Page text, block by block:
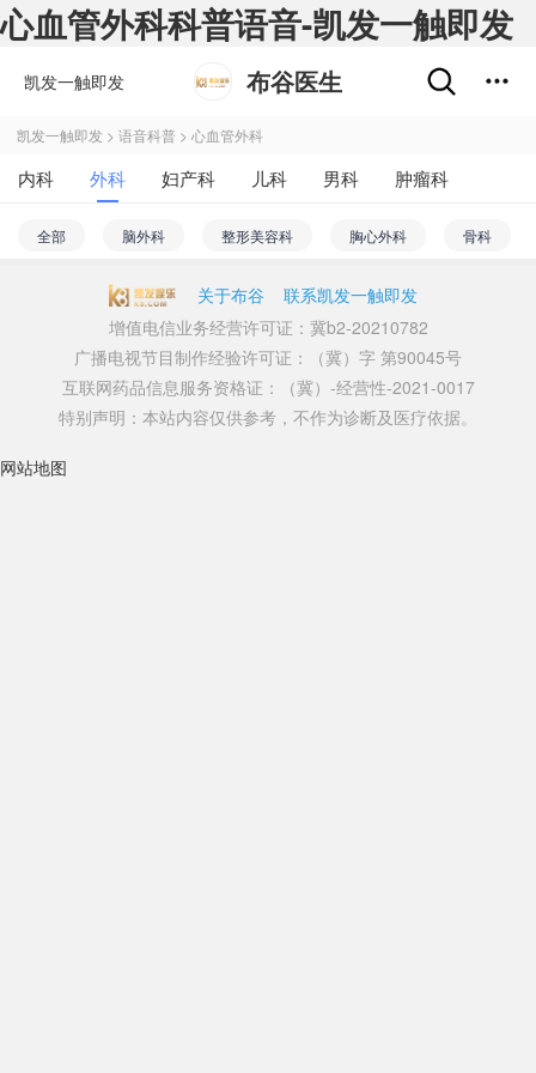
心血管外科科普语音-凯发一触即发
凯发一触即发 布谷医生
凯发一触即发 > 语音科普 > 心血管外科
内科 外科 妇产科 儿科 男科
肿瘤科
不孕不育
五官科 精神心理科
皮肤性病科
全部 脑外科 整形美容科 胸心外科 骨科
麻醉科 烧伤外科 神经外科
乳腺外科 泌尿外科 肝胆外科
肛肠外科 血管外科 普外科 手足外科
关于布谷
联系凯发一触即发
增值电信业务经营许可证：冀b2-20210782
广播电视节目制作经验许可证：（冀）字 第90045号
互联网药品信息服务资格证：（冀）-经营性-2021-0017
特别声明：本站内容仅供参考，不作为诊断及医疗依据。
网站地图